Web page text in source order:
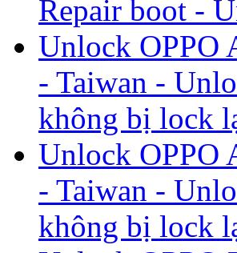
Repair boot -
Unlock OPPO
- Taiwan -
không bị lock
Unlock OPPO
- Taiwan -
không bị lock